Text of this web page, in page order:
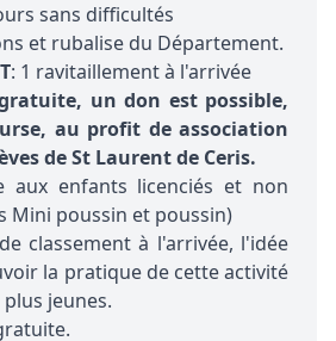
sans difficultés
et rubalise du Département.
: 1 ravitaillement à l'arrivée
un don est possible,
au profit de association
de St Laurent de Ceris.
aux enfants licenciés et non
Mini poussin et poussin)
classement à l'arrivée, l'idée
la pratique de cette activité
jeunes.